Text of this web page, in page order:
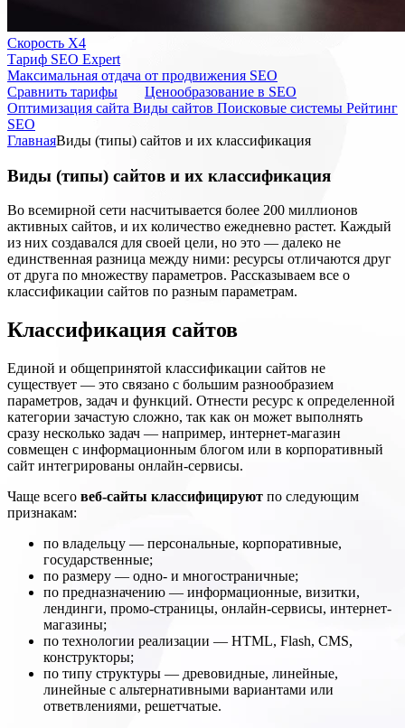
Скорость Х4
Тариф SEO Expert
Максимальная отдача от продвижения SEO
Cравнить тарифы
Ценообразование в SEO
Оптимизация сайта Виды сайтов Поисковые системы Рейтинг
SEO
ГлавнаяВиды (типы) сайтов и их классификация
Виды (типы) сайтов и их классификация
Во всемирной сети насчитывается более 200 миллионов
активных сайтов, и их количество ежедневно растет. Каждый
из них создавался для своей цели, но это — далеко не
единственная разница между ними: ресурсы отличаются друг
от друга по множеству параметров. Рассказываем все о
классификации сайтов по разным параметрам.
Классификация сайтов
Единой и общепринятой классификации сайтов не
существует — это связано с большим разнообразием
параметров, задач и функций. Отнести ресурс к определенной
категории зачастую сложно, так как он может выполнять
сразу несколько задач — например, интернет-магазин
совмещен с информационным блогом или в корпоративный
сайт интегрированы онлайн-сервисы.
Чаще всего веб-сайты классифицируют по следующим
признакам:
по владельцу — персональные, корпоративные,
государственные;
по размеру — одно- и многостраничные;
по предназначению — информационные, визитки,
лендинги, промо-страницы, онлайн-сервисы, интернет-
магазины;
по технологии реализации — HTML, Flash, CMS,
конструкторы;
по типу структуры — древовидные, линейные,
линейные с альтернативными вариантами или
ответвлениями, решетчатые.